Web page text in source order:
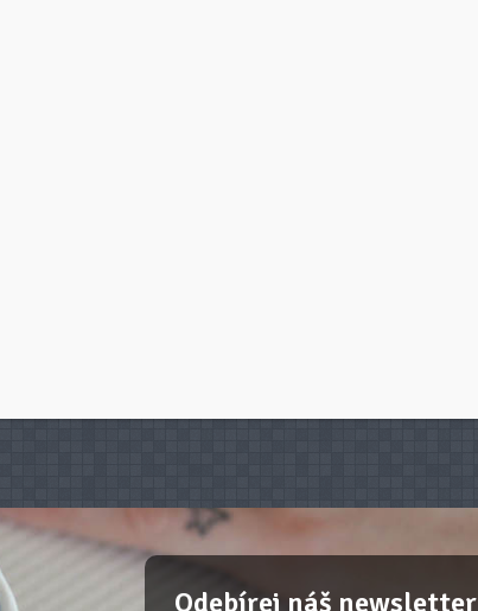
Odebírej náš newsletter